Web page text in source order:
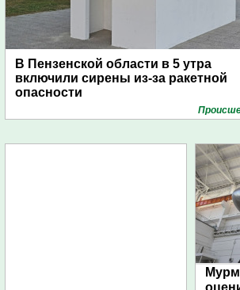
В Пензенской области в 5 утра
включили сирены из-за ракетной
опасности